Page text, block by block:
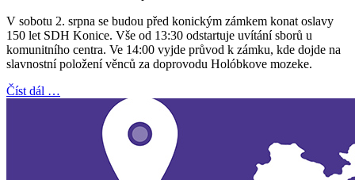
V sobotu 2. srpna se budou před konickým zámkem konat oslavy
150 let SDH Konice. Vše od 13:30 odstartuje uvítání sborů u
komunitního centra. Ve 14:00 vyjde průvod k zámku, kde dojde na
slavnostní položení věnců za doprovodu Holóbkove mozeke.
Číst dál …